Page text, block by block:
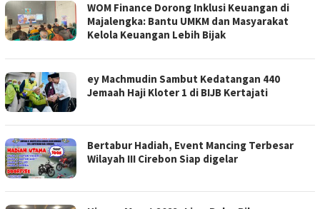
WOM Finance Dorong Inklusi Keuangan di
Majalengka: Bantu UMKM dan Masyarakat
Kelola Keuangan Lebih Bijak
ey Machmudin Sambut Kedatangan 440
Jemaah Haji Kloter 1 di BIJB Kertajati
Bertabur Hadiah, Event Mancing Terbesar
Wilayah III Cirebon Siap digelar